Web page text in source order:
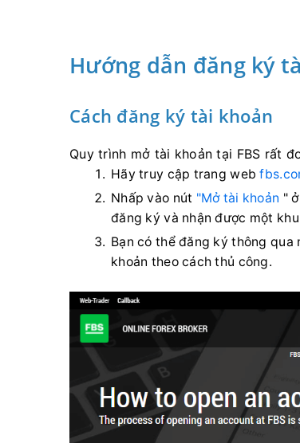
Hướng dẫn đăng ký
Cách đăng ký tài khoản
Quy trình mở tài khoản tại FBS rất
Hãy truy cập trang web
Nhấp vào nút "Mở tài khoản "
đăng ký và nhận được một
Bạn có thể đăng ký thông
khoản theo cách thủ công.